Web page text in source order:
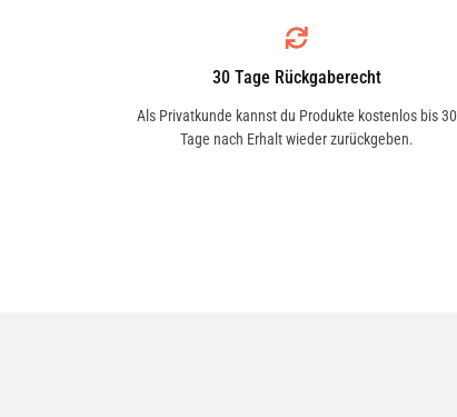
30 Tage Rückgaberecht
Als Privatkunde kannst du Produkte kostenlos bis 30
Tage nach Erhalt wieder zurückgeben.